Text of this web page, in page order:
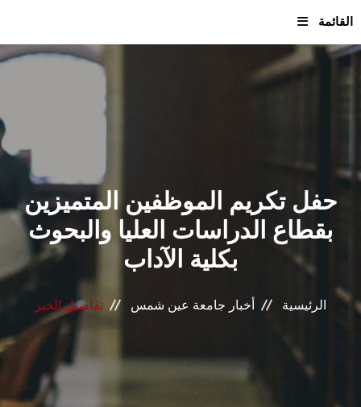
القائمة
الرئيسيـة
القطاعـات
الشئون الأكاديمية
البحث العلمي
المراكز والوحدات
الأنظمة الذكية
حفل تكريم الموظفين المتميزين
بقطاع الدراسات العليا والبحوث
بكلية الآداب
الرئيسية أخبار جامعة عين شمس تفاصيل الخبر